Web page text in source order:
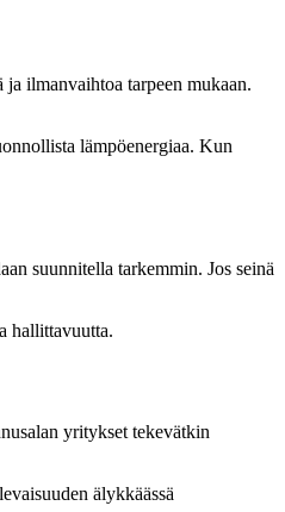
ja ilmanvaihtoa tarpeen mukaan.
lämpöenergiaa. Kun
suunnitella tarkemmin. Jos seinä
hallittavuutta.
yritykset tekevätkin
älykkäässä